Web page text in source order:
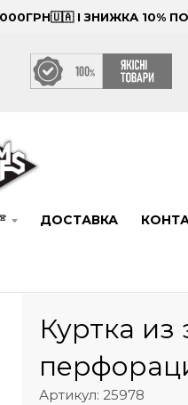
І ЗНИЖКА 10%
👚 ДОСТАВКА
Куртка из
Артикул: 25978